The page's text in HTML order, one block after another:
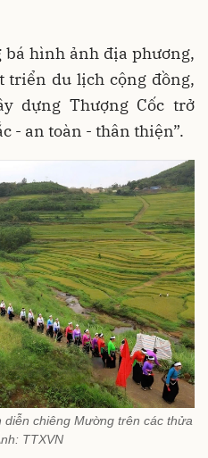
hình ảnh địa phương,
triển du lịch cộng đồng,
dựng Thượng Cốc trở
- an toàn - thân thiện”.
chiêng Mường trên các thửa
TTXVN